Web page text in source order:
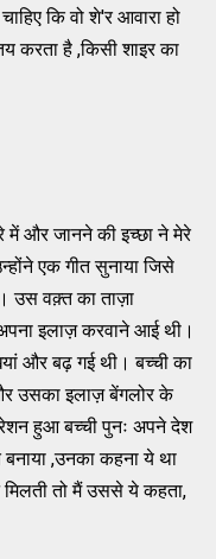
कि वो शे'र आवारा हो
करता है ,किसी शाइर का
में और जानने की इच्छा ने मेरे
एक गीत सुनाया जिसे
उस वक़्त का ताज़ा
इलाज़ करवाने आई थी।
और बढ़ गई थी। बच्ची का
उसका इलाज़ बेंगलोर के
हुआ बच्ची पुनः अपने देश
बनाया ,उनका कहना ये था
मिलती तो मैं उससे ये कहता,